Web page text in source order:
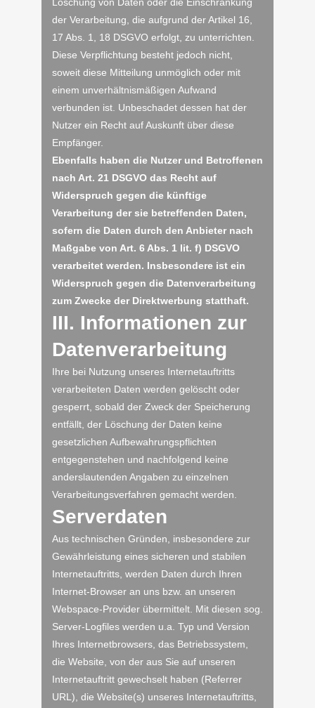
der Verarbeitung, die aufgrund der Artikel 16,
17 Abs. 1, 18 DSGVO erfolgt, zu unterrichten.
Diese Verpflichtung besteht jedoch nicht,
soweit diese Mitteilung unmöglich oder mit
einem unverhältnismäßigen Aufwand
verbunden ist. Unbeschadet dessen hat der
Nutzer ein Recht auf Auskunft über diese
Empfänger.
Ebenfalls haben die Nutzer und Betroffenen
nach Art. 21 DSGVO das Recht auf
Widerspruch gegen die künftige
Verarbeitung der sie betreffenden Daten,
sofern die Daten durch den Anbieter nach
Maßgabe von Art. 6 Abs. 1 lit. f) DSGVO
verarbeitet werden. Insbesondere ist ein
Widerspruch gegen die Datenverarbeitung
zum Zwecke der Direktwerbung statthaft.
III. Informationen zur
Datenverarbeitung
Ihre bei Nutzung unseres Internetauftritts
verarbeiteten Daten werden gelöscht oder
gesperrt, sobald der Zweck der Speicherung
entfällt, der Löschung der Daten keine
gesetzlichen Aufbewahrungspflichten
entgegenstehen und nachfolgend keine
anderslautenden Angaben zu einzelnen
Verarbeitungsverfahren gemacht werden.
Serverdaten
Aus technischen Gründen, insbesondere zur
Gewährleistung eines sicheren und stabilen
Internetauftritts, werden Daten durch Ihren
Internet-Browser an uns bzw. an unseren
Webspace-Provider übermittelt. Mit diesen sog.
Server-Logfiles werden u.a. Typ und Version
Ihres Internetbrowsers, das Betriebssystem,
die Website, von der aus Sie auf unseren
Internetauftritt gewechselt haben (Referrer
URL), die Website(s) unseres Internetauftritts,